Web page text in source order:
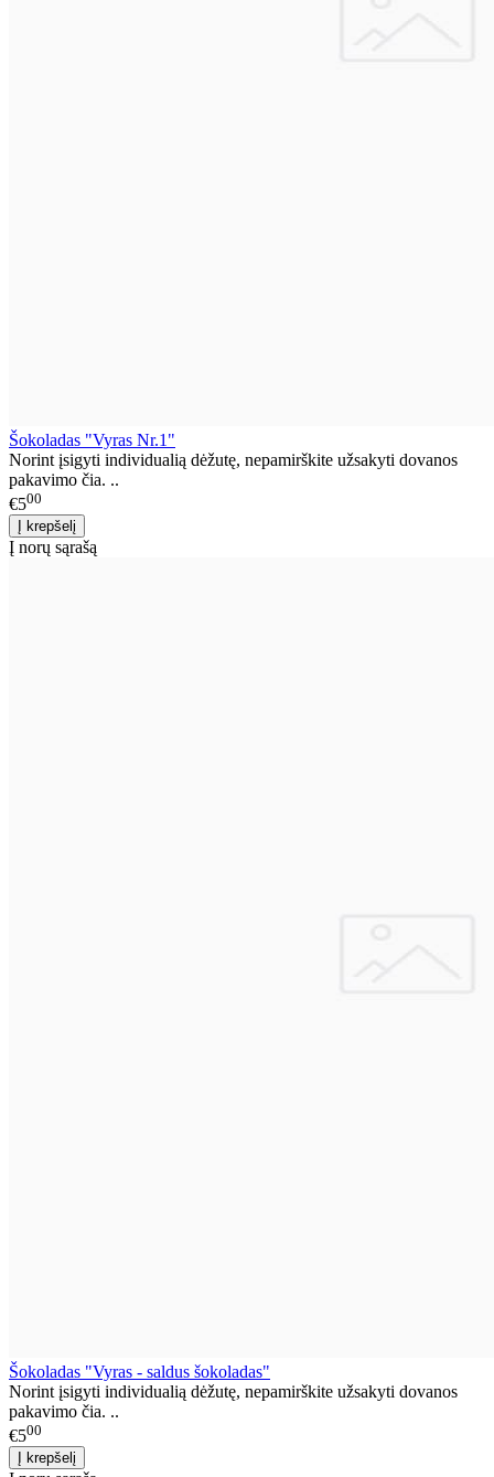
Šokoladas "Vyras Nr.1"
Norint įsigyti individualią dėžutę, nepamirškite užsakyti dovanos
pakavimo čia. ..
€500
Į norų sąrašą
Šokoladas "Vyras - saldus šokoladas"
Norint įsigyti individualią dėžutę, nepamirškite užsakyti dovanos
pakavimo čia. ..
€500